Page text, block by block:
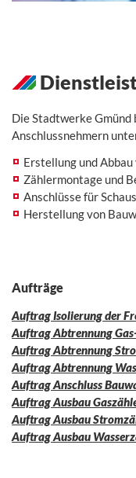
Die Stadtwerke
Anschlussnehmern
Erstellung und
Zählermontage und
Anschlüsse für
Herstellung von
Aufträge
Auftrag Isolierung der
Auftrag Abtrennung
Auftrag Abtrennung
Auftrag Abtrennung
Auftrag Anschluss
Auftrag Ausbau
Auftrag Ausbau
Auftrag Ausbau